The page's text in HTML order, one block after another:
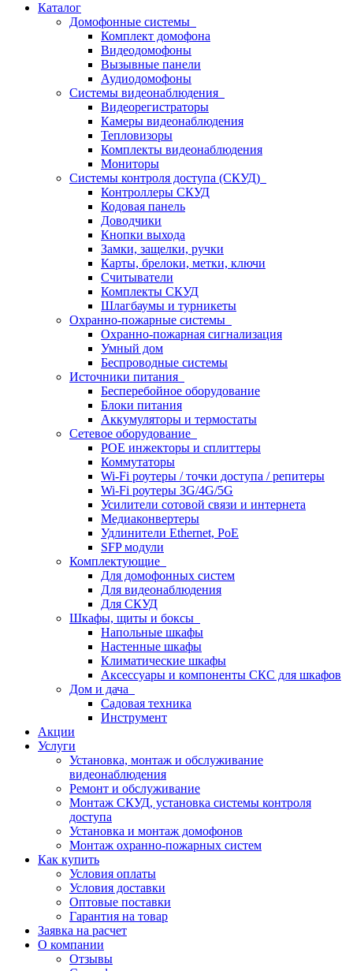
Каталог
Домофонные системы
Комплект домофона
Видеодомофоны
Вызывные панели
Аудиодомофоны
Системы видеонаблюдения
Видеорегистраторы
Камеры видеонаблюдения
Тепловизоры
Комплекты видеонаблюдения
Мониторы
Системы контроля доступа (СКУД)
Контроллеры СКУД
Кодовая панель
Доводчики
Кнопки выхода
Замки, защелки, ручки
Карты, брелоки, метки, ключи
Считыватели
Комплекты СКУД
Шлагбаумы и турникеты
Охранно-пожарные системы
Охранно-пожарная сигнализация
Умный дом
Беспроводные системы
Источники питания
Бесперебойное оборудование
Блоки питания
Аккумуляторы и термостаты
Сетевое оборудование
POE инжекторы и сплиттеры
Коммутаторы
Wi-Fi роутеры / точки доступа / репитеры
Wi-Fi роутеры 3G/4G/5G
Усилители сотовой связи и интернета
Медиаконвертеры
Удлинители Ethernet, PoE
SFP модули
Комплектующие
Для домофонных систем
Для видеонаблюдения
Для СКУД
Шкафы, щиты и боксы
Напольные шкафы
Настенные шкафы
Климатические шкафы
Аксессуары и компоненты СКС для шкафов
Дом и дача
Садовая техника
Инструмент
Акции
Услуги
Установка, монтаж и обслуживание
видеонаблюдения
Ремонт и обслуживание
Монтаж СКУД, установка системы контроля
доступа
Установка и монтаж домофонов
Монтаж охранно-пожарных систем
Как купить
Условия оплаты
Условия доставки
Оптовые поставки
Гарантия на товар
Заявка на расчет
О компании
Отзывы